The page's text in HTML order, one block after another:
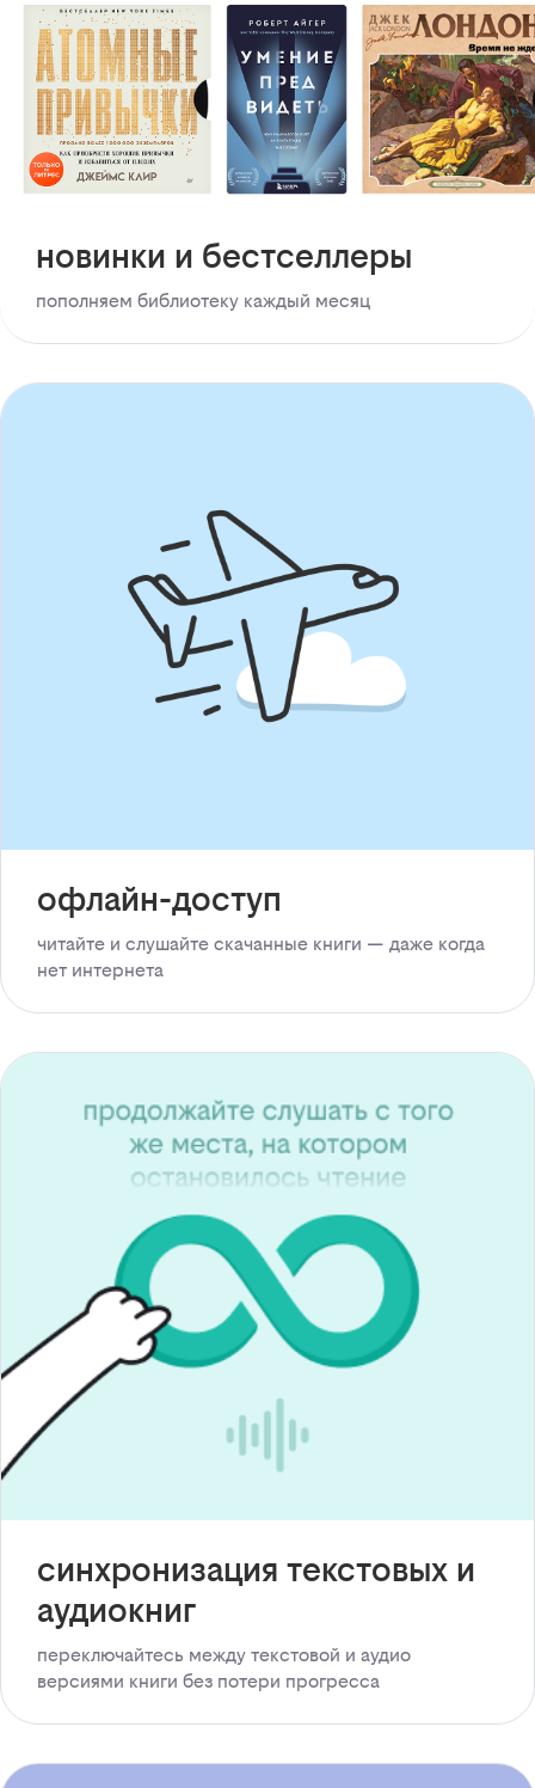
новинки и бестселлеры
пополняем библиотеку каждый месяц
офлайн-доступ
читайте и слушайте скачанные книги — даже когда
нет интернета
синхронизация текстовых и
аудиокниг
переключайтесь между текстовой и аудио
версиями книги без потери прогресса